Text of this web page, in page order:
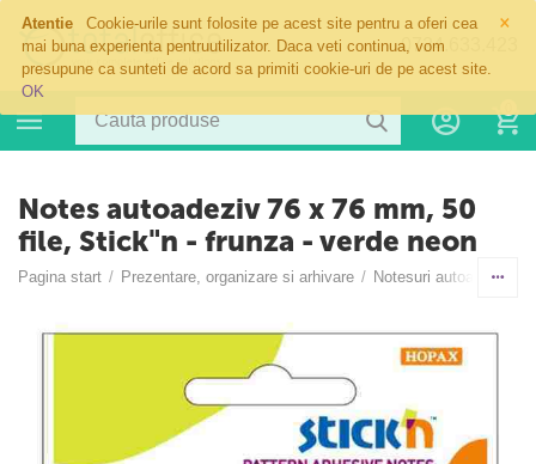
×
Atentie
Cookie-urile sunt folosite pe acest site pentru a oferi cea
mai buna experienta pentruutilizator. Daca veti continua, vom
presupune ca sunteti de acord sa primiti cookie-uri de pe acest site.
OK
0724.633.423
Notes autoadeziv 76 x 76 mm, 50
file, Stick"n - frunza - verde neon
Pagina start / Prezentare, organizare si arhivare / Notesuri autoadezive